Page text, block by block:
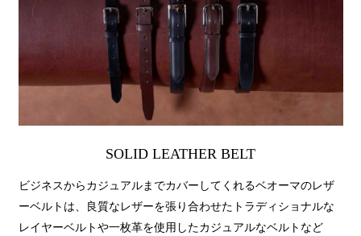
SOLID LEATHER BELT
ビジネスからカジュアルまでカバーしてくれるベオーマのレザ
ーベルトは、良質なレザーを張り合わせたトラディショナルな
レイヤーベルトや一枚革を使用したカジュアルなベルトなど